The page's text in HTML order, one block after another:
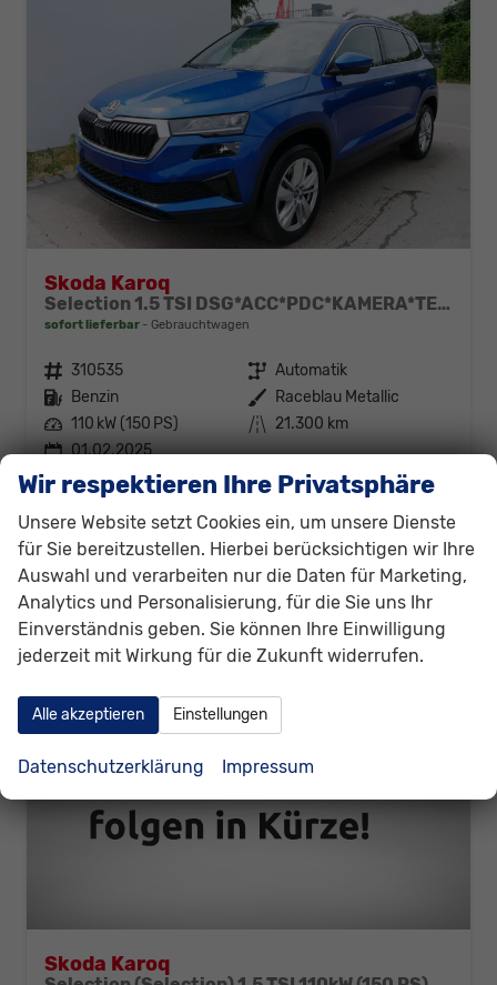
Skoda Karoq
Selection 1.5 TSI DSG*ACC*PDC*KAMERA*TEMPOMAT*LED*SMARTLINK*KLIMA*RADIO*17-ZOLL
sofort lieferbar Gebrauchtwagen
Fahrzeugnr. 310535 Getriebe Automatik
Kraftstoff Benzin Außenfarbe Raceblau Metallic
Leistung 110 kW (150 PS) Kilometerstand 21.300 km
01.02.2025
28.680,– €
incl. 19% MwSt.
Details
Verbrauch kombiniert:7,50 l/100km
2-Emissionen: 151,00 g/km
Skoda Karoq
Wir respektieren Ihre Privatsphäre
Unsere Website setzt Cookies ein, um unsere Dienste
für Sie bereitzustellen. Hierbei berücksichtigen wir Ihre
Auswahl und verarbeiten nur die Daten für Marketing,
Analytics und Personalisierung, für die Sie uns Ihr
Einverständnis geben. Sie können Ihre Einwilligung
jederzeit mit Wirkung für die Zukunft widerrufen.
Alle akzeptieren Einstellungen
Datenschutzerklärung Impressum